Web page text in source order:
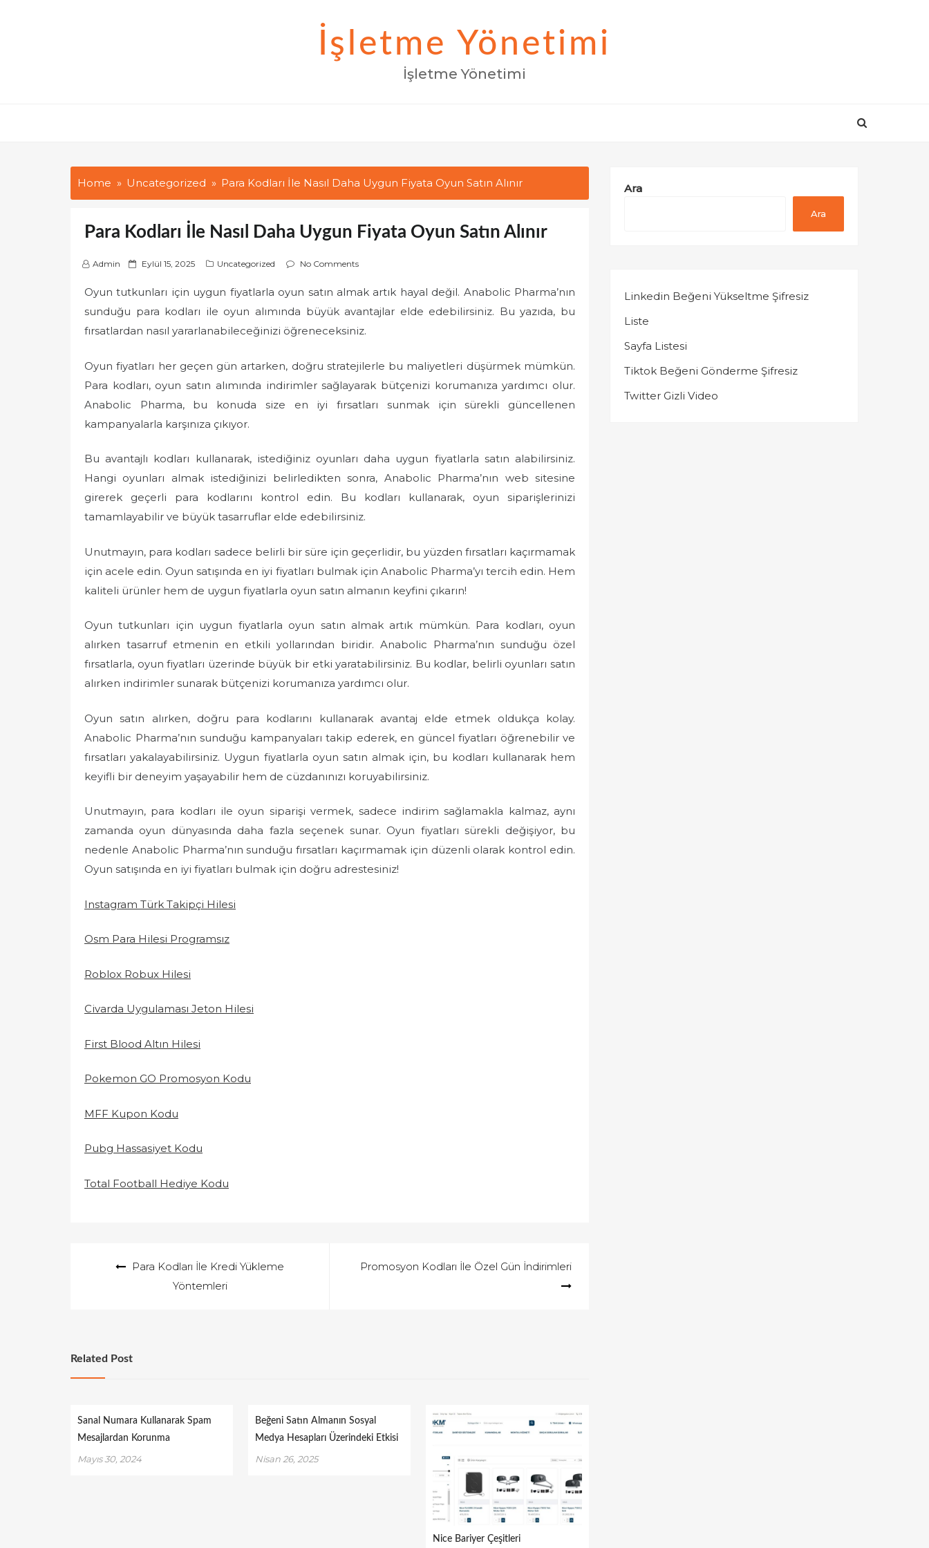
İşletme Yönetimi
İşletme Yönetimi
Home Uncategorized Para Kodları İle Nasıl Daha Uygun Fiyata Oyun Satın Alınır
Para Kodları İle Nasıl Daha Uygun Fiyata Oyun Satın Alınır
Admin
P
s
t
n
Eylül 15, 2025 Uncategorized No Comments
Oyun tutkunları için uygun fiyatlarla oyun satın almak artık hayal değil. Anabolic Pharma’nın
sunduğu para kodları ile oyun alımında büyük avantajlar elde edebilirsiniz. Bu yazıda, bu
fırsatlardan nasıl yararlanabileceğinizi öğreneceksiniz.
Oyun fiyatları her geçen gün artarken, doğru stratejilerle bu maliyetleri düşürmek mümkün.
Para kodları, oyun satın alımında indirimler sağlayarak bütçenizi korumanıza yardımcı olur.
Anabolic Pharma, bu konuda size en iyi fırsatları sunmak için sürekli güncellenen
kampanyalarla karşınıza çıkıyor.
Bu avantajlı kodları kullanarak, istediğiniz oyunları daha uygun fiyatlarla satın alabilirsiniz.
Hangi oyunları almak istediğinizi belirledikten sonra, Anabolic Pharma’nın web sitesine
girerek geçerli para kodlarını kontrol edin. Bu kodları kullanarak, oyun siparişlerinizi
tamamlayabilir ve büyük tasarruflar elde edebilirsiniz.
Unutmayın, para kodları sadece belirli bir süre için geçerlidir, bu yüzden fırsatları kaçırmamak
için acele edin. Oyun satışında en iyi fiyatları bulmak için Anabolic Pharma’yı tercih edin. Hem
kaliteli ürünler hem de uygun fiyatlarla oyun satın almanın keyfini çıkarın!
Oyun tutkunları için uygun fiyatlarla oyun satın almak artık mümkün. Para kodları, oyun
alırken tasarruf etmenin en etkili yollarından biridir. Anabolic Pharma’nın sunduğu özel
fırsatlarla, oyun fiyatları üzerinde büyük bir etki yaratabilirsiniz. Bu kodlar, belirli oyunları satın
alırken indirimler sunarak bütçenizi korumanıza yardımcı olur.
Oyun satın alırken, doğru para kodlarını kullanarak avantaj elde etmek oldukça kolay.
Anabolic Pharma’nın sunduğu kampanyaları takip ederek, en güncel fiyatları öğrenebilir ve
fırsatları yakalayabilirsiniz. Uygun fiyatlarla oyun satın almak için, bu kodları kullanarak hem
keyifli bir deneyim yaşayabilir hem de cüzdanınızı koruyabilirsiniz.
Unutmayın, para kodları ile oyun siparişi vermek, sadece indirim sağlamakla kalmaz, aynı
zamanda oyun dünyasında daha fazla seçenek sunar. Oyun fiyatları sürekli değişiyor, bu
nedenle Anabolic Pharma’nın sunduğu fırsatları kaçırmamak için düzenli olarak kontrol edin.
Oyun satışında en iyi fiyatları bulmak için doğru adrestesiniz!
Instagram Türk Takipçi Hilesi
Osm Para Hilesi Programsız
Roblox Robux Hilesi
Civarda Uygulaması Jeton Hilesi
First Blood Altın Hilesi
Pokemon GO Promosyon Kodu
MFF Kupon Kodu
Pubg Hassasiyet Kodu
Total Football Hediye Kodu
gezinmesi
Para Kodları İle Kredi Yükleme
Yöntemleri
Promosyon Kodları İle Özel Gün İndirimleri
Related Post
Sanal Numara Kullanarak Spam
Mesajlardan Korunma
Mayıs 30, 2024
Beğeni Satın Almanın Sosyal
Medya Hesapları Üzerindeki Etkisi
Nisan 26, 2025
Nice Bariyer Çeşitleri
Ara
Ara
Linkedin Beğeni Yükseltme Şifresiz
Liste
Sayfa Listesi
Tiktok Beğeni Gönderme Şifresiz
Twitter Gizli Video